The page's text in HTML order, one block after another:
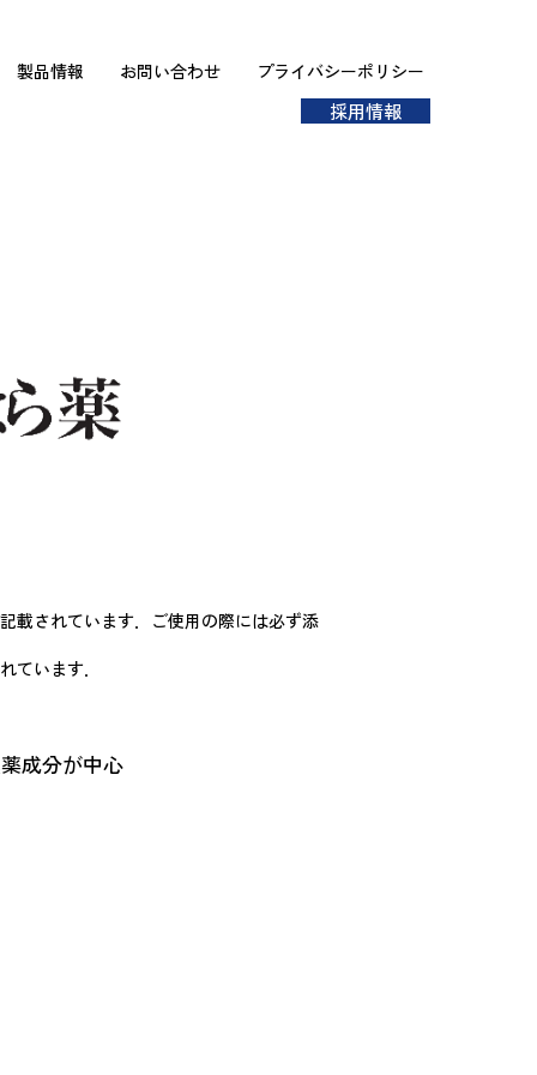
製品情報 お問い合わせ プライバシーポリシー
採用情報
載されています．ご使用の際には必ず添
ています．
和漢薬成分が中心